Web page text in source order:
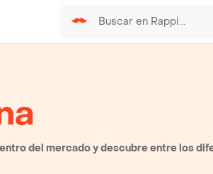
del mercado y descubre entre los